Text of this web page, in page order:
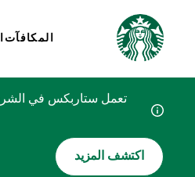
المكافآت
اكتشف المزيد